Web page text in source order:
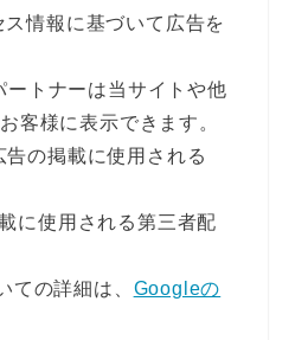
情報に基づいて広告を
トナーは当サイトや他
客様に表示できます。
の掲載に使用される
に使用される第三者配
の詳細は、 Googleの